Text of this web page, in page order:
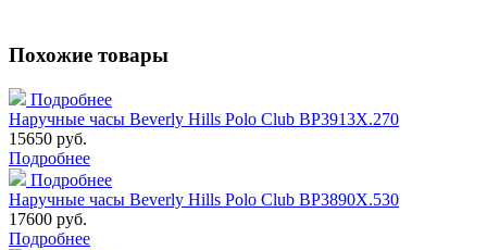
Похожие товары
Подробнее
Наручные часы Beverly Hills Polo Club BP3913X.270
15650 руб.
Подробнее
Подробнее
Наручные часы Beverly Hills Polo Club BP3890X.530
17600 руб.
Подробнее